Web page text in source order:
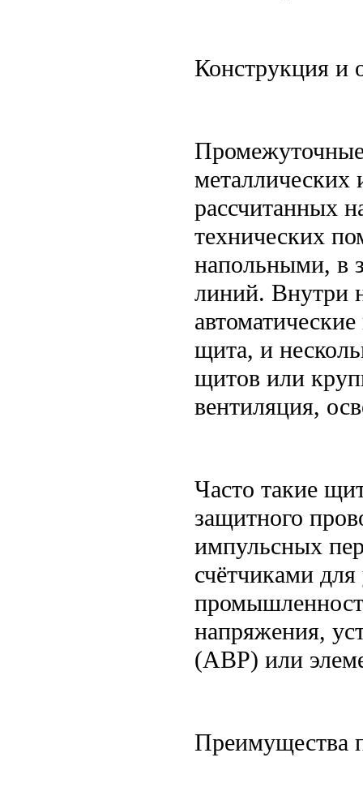
Конструкция и
рассчитанных
технических
напольными, в
линий. Внутри
щита, и
щитов или
вентиляция,
Часто такие
защитного
импульсных
счётчиками
напряжения,
(АВР) или
Преимущества